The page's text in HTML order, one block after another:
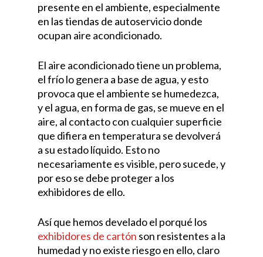
presente en el ambiente, especialmente
en las tiendas de autoservicio donde
ocupan aire acondicionado.
El aire acondicionado tiene un problema,
el frío lo genera a base de agua, y esto
provoca que el ambiente se humedezca,
y el agua, en forma de gas, se mueve en el
aire, al contacto con cualquier superficie
que difiera en temperatura se devolverá
a su estado líquido. Esto no
necesariamente es visible, pero sucede, y
por eso se debe proteger a los
exhibidores de ello.
Así que hemos develado el porqué los
exhibidores de cartón son resistentes a la
humedad y no existe riesgo en ello, claro